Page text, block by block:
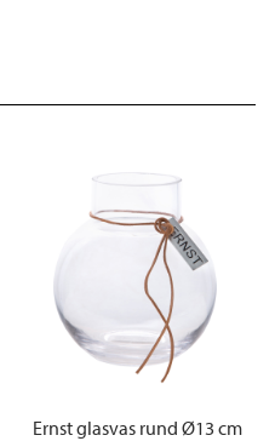
Ernst glasvas rund Ø13 cm